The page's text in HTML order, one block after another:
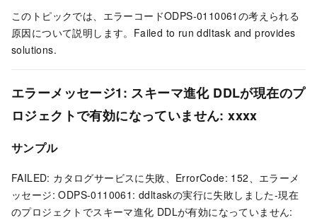
このトピックでは、エラーコードODPS-0110061の考えられる
原因について説明します。Failed to run ddltask and provides
solutions.
エラーメッセージ1: スキーマ進化 DDLが現在のプ
ロジェクトで有効になっていません: xxxx
サンプル
FAILED: カタログサービスに失敗、ErrorCode: 152、エラーメ
ッセージ: ODPS-0110061: ddltaskの実行に失敗しました-現在
のプロジェクトでスキーマ進化 DDLが有効になっていません: